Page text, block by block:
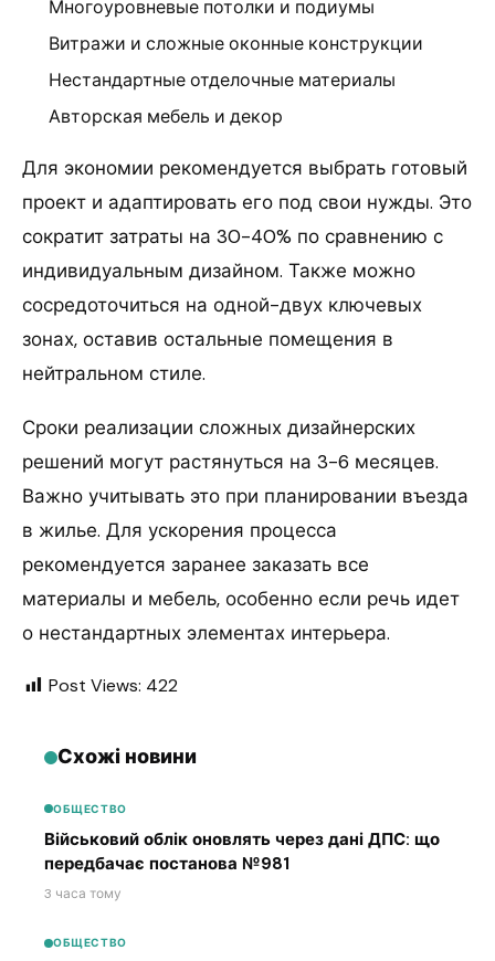
Многоуровневые потолки и подиумы
Витражи и сложные оконные конструкции
Нестандартные отделочные материалы
Авторская мебель и декор
Для экономии рекомендуется выбрать готовый
проект и адаптировать его под свои нужды. Это
сократит затраты на 30-40% по сравнению с
индивидуальным дизайном. Также можно
сосредоточиться на одной-двух ключевых
зонах, оставив остальные помещения в
нейтральном стиле.
Сроки реализации сложных дизайнерских
решений могут растянуться на 3-6 месяцев.
Важно учитывать это при планировании въезда
в жилье. Для ускорения процесса
рекомендуется заранее заказать все
материалы и мебель, особенно если речь идет
о нестандартных элементах интерьера.
Post Views: 422
Схожі новини
ОБЩЕСТВО
Військовий облік оновлять через дані ДПС: що
передбачає постанова №981
3 часа тому
ОБЩЕСТВО